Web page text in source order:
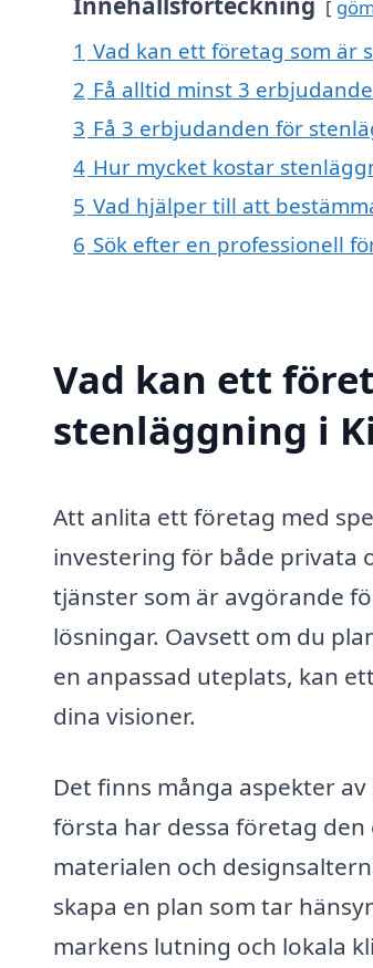
1 Vad kan ett företag som är
2 Få alltid minst 3
3 Få 3 erbjudanden för
4 Hur mycket kostar
5 Vad hjälper till att
6 Sök efter en professionell
Vad kan ett
stenläggning i
Att anlita ett företag med
investering för både privata
tjänster som är avgörande
lösningar. Oavsett om du
en anpassad uteplats, kan
dina visioner.
Det finns många aspekter
första har dessa företag
materialen och
skapa en plan som tar
markens lutning och lokala